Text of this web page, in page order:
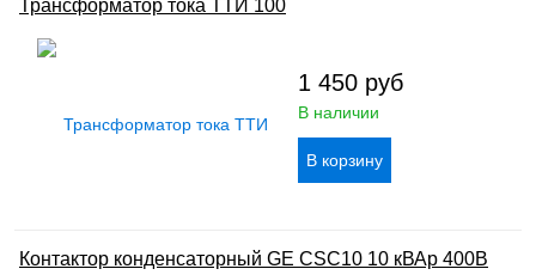
Трансформатор тока ТТИ 100
1 450 руб
В наличии
Контактор конденсаторный GE CSC10 10 кВАр 400В